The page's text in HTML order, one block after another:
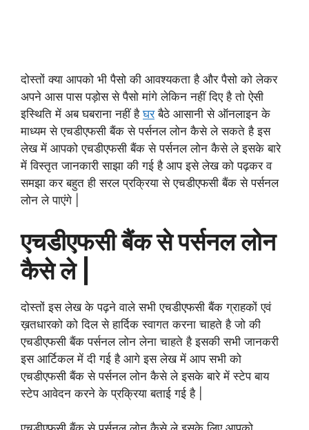
दोस्तों क्या आपको भी पैसो की आवश्यकता है और पैसो को लेकर
अपने आस पास पड़ोस से पैसो मांगे लेकिन नहीं दिए है तो ऐसी
इस्थिति में अब घबराना नहीं हैघरबैठे आसानी से ऑनलाइन के
माध्यम से एचडीएफसी बैंक से पर्सनल लोन कैसे ले सकते है इस
लेख में आपको एचडीएफसी बैंक से पर्सनल लोन कैसे ले इसके बारे
में विस्तृत जानकारी साझा की गई है आप इसे लेख को पढ़कर व
समझा कर बहुत ही सरल प्रक्रिया से एचडीएफसी बैंक से पर्सनल
लोन ले पाएंगे |
एचडीएफसी बैंक से पर्सनल लोन
कैसे ले |
दोस्तों इस लेख के पढ़ने वाले सभी एचडीएफसी बैंक ग्राहकों एवं
ख़तधारको को दिल से हार्दिक स्वागत करना चाहते है जो की
एचडीएफसी बैंक पर्सनल लोन लेना चाहते है इसकी सभी जानकरी
इस आर्टिकल में दी गई है आगे इस लेख में आप सभी को
एचडीएफसी बैंक से पर्सनल लोन कैसे ले इसके बारे में स्टेप बाय
स्टेप आवेदन करने के प्रक्रिया बताई गई है |